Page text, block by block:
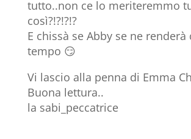
tutto..non ce lo meriteremmo
così?!?!?!?
E chissà se Abby se ne
tempo 😏
Vi lascio alla penna di Emma
Buona lettura..
la sabi_peccatrice